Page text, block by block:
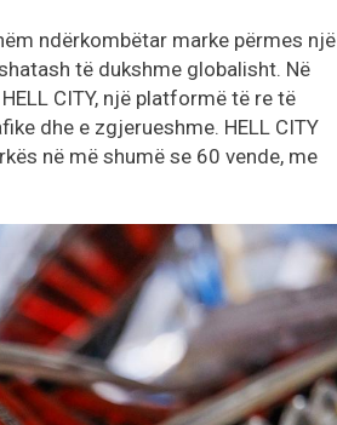
ndërkombëtar marke përmes një
të dukshme globalisht. Në
CITY, një platformë të re të
dhe e zgjerueshme. HELL CITY
në më shumë se 60 vende, me